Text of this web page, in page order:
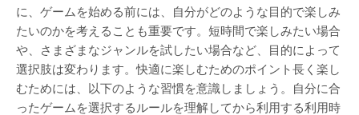
に、ゲームを始める前には、自分がどのような目的で楽しみ
たいのかを考えることも重要です。短時間で楽しみたい場合
や、さまざまなジャンルを試したい場合など、目的によって
選択肢は変わります。快適に楽しむためのポイント長く楽し
むためには、以下のような習慣を意識しましょう。自分に合
ったゲームを選択するルールを理解してから利用する利用時